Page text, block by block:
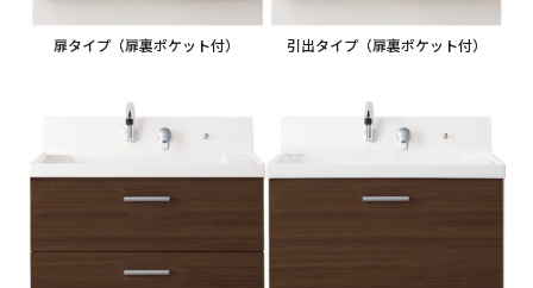
扉タイプ（扉裏ポケット付） 引出タイプ（扉裏ポケット付）